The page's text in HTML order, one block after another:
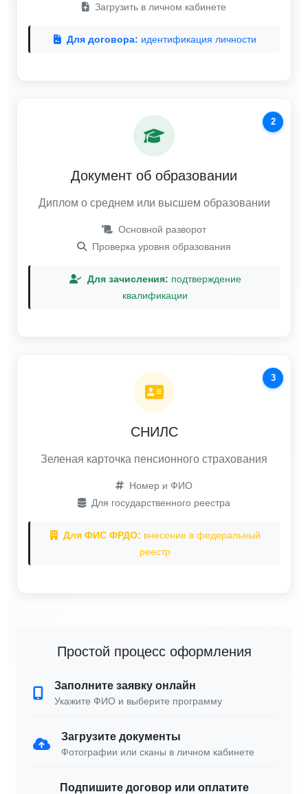
Загрузить в личном кабинете
Для договора: идентификация личности
2
Документ об образовании
Диплом о среднем или высшем образовании
Основной разворот
Проверка уровня образования
Для зачисления: подтверждение
квалификации
3
СНИЛС
Зеленая карточка пенсионного страхования
Номер и ФИО
Для государственного реестра
Для ФИС ФРДО: внесение в федеральный
реестр
Простой процесс оформления
Заполните заявку онлайн
Укажите ФИО и выберите программу
Загрузите документы
Фотографии или сканы в личном кабинете
Подпишите договор или оплатите